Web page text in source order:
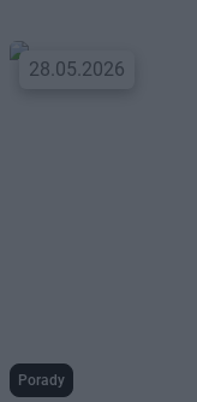
28.05.2026
Porady